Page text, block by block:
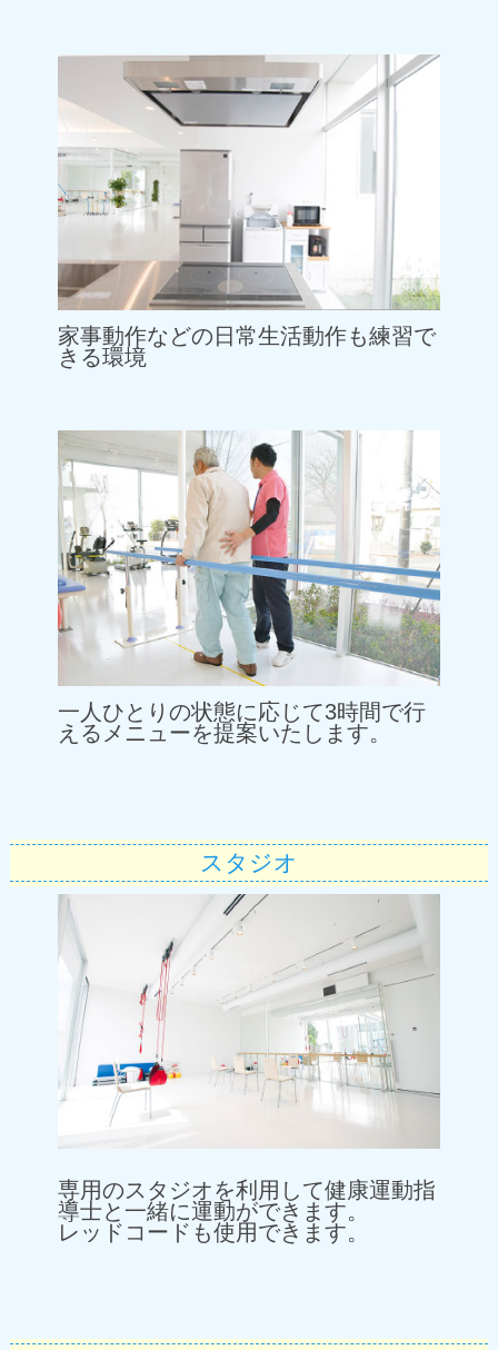
家事動作などの日常生活動作も練習で
きる環境
一人ひとりの状態に応じて3時間で行
えるメニューを提案いたします。
スタジオ
専用のスタジオを利用して健康運動指
導士と一緒に運動ができます。
レッドコードも使用できます。